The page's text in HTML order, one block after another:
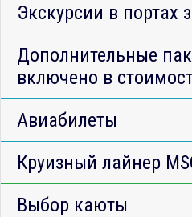
Экскурсии в портах
Дополнительные
включено в
Авиабилеты
Круизный лайнер
Выбор каюты